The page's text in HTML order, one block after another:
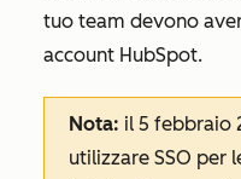
tuo team devono
account HubSpot.
Nota: il 5 febbraio
utilizzare SSO per